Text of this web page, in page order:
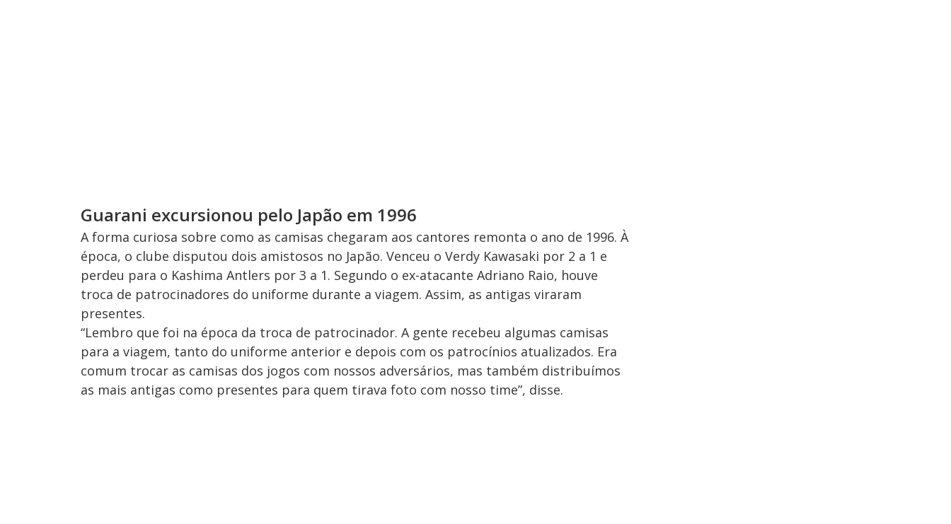
Guarani excursionou pelo Japão em 1996
A forma curiosa sobre como as camisas chegaram aos cantores remonta o ano de 1996. À
época, o clube disputou dois amistosos no Japão. Venceu o Verdy Kawasaki por 2 a 1 e
perdeu para o Kashima Antlers por 3 a 1. Segundo o ex-atacante Adriano Raio, houve
troca de patrocinadores do uniforme durante a viagem. Assim, as antigas viraram
presentes.
“Lembro que foi na época da troca de patrocinador. A gente recebeu algumas camisas
para a viagem, tanto do uniforme anterior e depois com os patrocínios atualizados. Era
comum trocar as camisas dos jogos com nossos adversários, mas também distribuímos
as mais antigas como presentes para quem tirava foto com nosso time”, disse.